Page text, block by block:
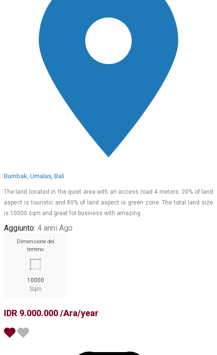
Bumbak, Umalas, Bali
The land located in the quiet area with an access road 4 meters. 20% of land
aspect is touristic and 80% of land aspect is green zone. The total land size
is 10000 sqm and great for business with amazing…
Aggiunto: 4 anni Ago
Dimensione del
terreno
10000
Sqm
IDR 9.000.000 /Ara/year